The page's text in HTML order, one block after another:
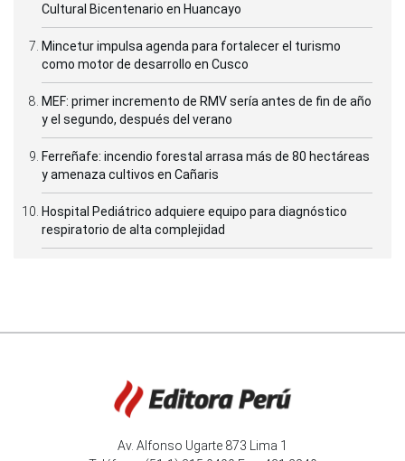
Cultural Bicentenario en Huancayo
Mincetur impulsa agenda para fortalecer el turismo
como motor de desarrollo en Cusco
MEF: primer incremento de RMV sería antes de fin de año
y el segundo, después del verano
Ferreñafe: incendio forestal arrasa más de 80 hectáreas
y amenaza cultivos en Cañaris
Hospital Pediátrico adquiere equipo para diagnóstico
respiratorio de alta complejidad
Av. Alfonso Ugarte 873 Lima 1